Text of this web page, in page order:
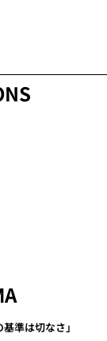
準は切なさ」